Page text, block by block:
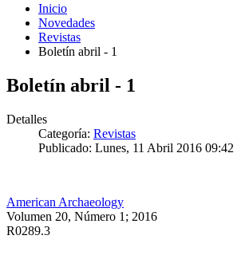
Inicio
Novedades
Revistas
Boletín abril - 1
Boletín abril - 1
Detalles
Categoría: Revistas
Publicado: Lunes, 11 Abril 2016 09:42
American Archaeology
Volumen 20, Número 1; 2016
R0289.3